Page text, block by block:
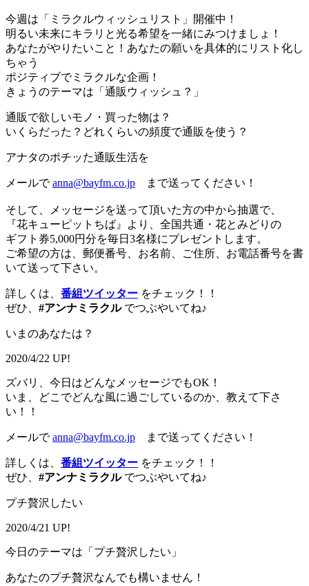
今週は「ミラクルウィッシュリスト」開催中！
明るい未来にキラリと光る希望を一緒にみつけましょ！
あなたがやりたいこと！あなたの願いを具体的にリスト化し
ちゃう
ポジティブでミラクルな企画！
きょうのテーマは「通販ウィッシュ？」
通販で欲しいモノ・買った物は？
いくらだった？どれくらいの頻度で通販を使う？
アナタのポチッた通販生活を
メールでanna@bayfm.co.jp まで送ってください！
そして、メッセージを送って頂いた方の中から抽選で、
『花キューピットちば』より、全国共通・花とみどりの
ギフト券5,000円分を毎日3名様にプレゼントします。
ご希望の方は、郵便番号、お名前、ご住所、お電話番号を書
いて送って下さい。
詳しくは、 番組ツイッター をチェック！！
ぜひ、 #アンナミラクルでつぶやいてね♪
いまのあなたは？
2020/4/22 UP!
ズバリ、今日はどんなメッセージでもOK！
いま、どこでどんな風に過ごしているのか、教えて下さ
い！！
メールでanna@bayfm.co.jp まで送ってください！
詳しくは、 番組ツイッター をチェック！！
ぜひ、 #アンナミラクルでつぶやいてね♪
プチ贅沢したい
2020/4/21 UP!
今日のテーマは「プチ贅沢したい」
あなたのプチ贅沢なんでも構いません！